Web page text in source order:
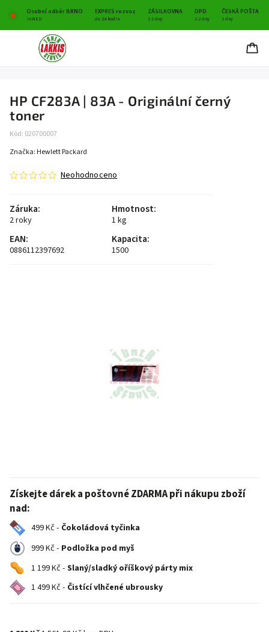
Osobní odběr BRNO EXPRES rozvoz ZÁSILKOVNA DPD ČESKÁ POŠTA
IHNED do 24 hodin 1-2 dny 1-2 dny 2 dny
HP CF283A | 83A - Originální černý
toner
Kód: 020700007
Neohodnoceno
Záruka:
2 roky
Hmotnost:
1 kg
EAN:
0886112397692
Kapacita:
1500
Značka: Hewlett Packard
Získejte dárek a poštovné ZDARMA při nákupu zboží
nad:
499 Kč - Čokoládová tyčinka
999 Kč - Podložka pod myš
1 199 Kč - Slaný/sladký oříškový párty mix
1 499 Kč - Čistící vlhčené ubrousky